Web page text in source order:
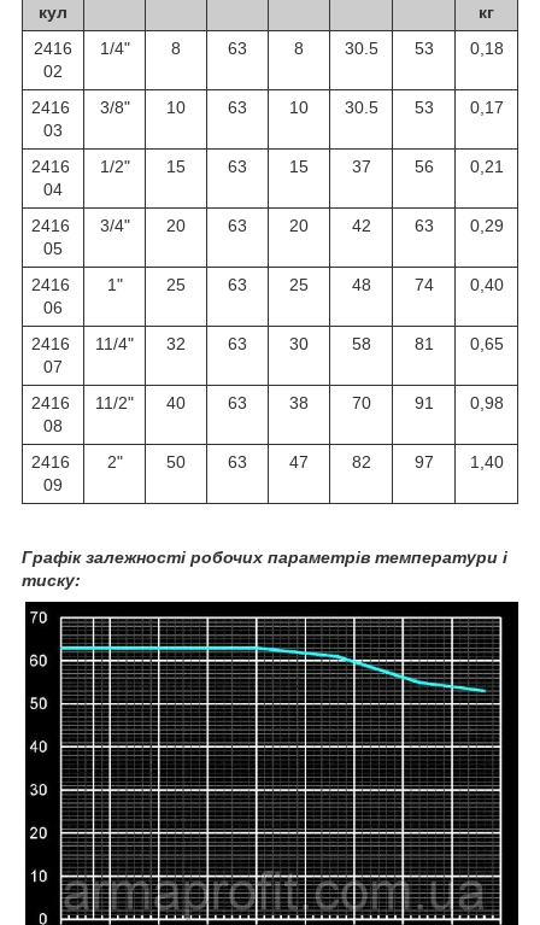
кул
кг
2416
02
1/4" 8 63 8 30.5 53 0,18
2416
03
3/8" 10 63 10 30.5 53 0,17
2416
04
1/2" 15 63 15 37 56 0,21
2416
05
3/4" 20 63 20 42 63 0,29
2416
06
1" 25 63 25 48 74 0,40
2416
07
11/4" 32 63 30 58 81 0,65
2416
08
11/2" 40 63 38 70 91 0,98
2416
09
2" 50 63 47 82 97 1,40
Графік залежності робочих параметрів температури і
тиску: